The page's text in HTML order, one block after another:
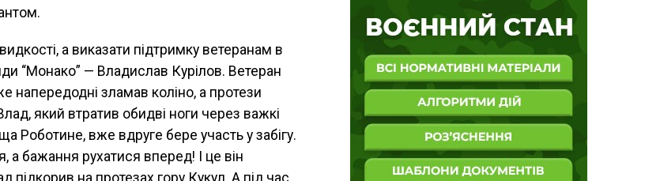
а виказати підтримку ветеранам в
“Монако” — Владислав Курілов. Ветеран
напередодні зламав коліно, а протези
який втратив обидві ноги через важкі
Роботине, вже вдруге бере участь у забігу.
а бажання рухатися вперед! І це він
підкорив на протезах гору Кукул. А під час